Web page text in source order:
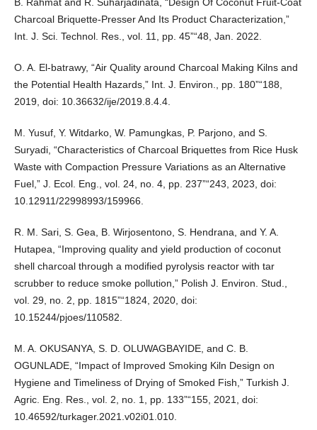
Charcoal Briquette-Presser And Its Product Characterization,”
Int. J. Sci. Technol. Res., vol. 11, pp. 45”“48, Jan. 2022.
O. A. El-batrawy, “Air Quality around Charcoal Making Kilns and
the Potential Health Hazards,” Int. J. Environ., pp. 180”“188,
2019, doi: 10.36632/ije/2019.8.4.4.
M. Yusuf, Y. Witdarko, W. Pamungkas, P. Parjono, and S.
Suryadi, “Characteristics of Charcoal Briquettes from Rice Husk
Waste with Compaction Pressure Variations as an Alternative
Fuel,” J. Ecol. Eng., vol. 24, no. 4, pp. 237”“243, 2023, doi:
10.12911/22998993/159966.
R. M. Sari, S. Gea, B. Wirjosentono, S. Hendrana, and Y. A.
Hutapea, “Improving quality and yield production of coconut
shell charcoal through a modified pyrolysis reactor with tar
scrubber to reduce smoke pollution,” Polish J. Environ. Stud.,
vol. 29, no. 2, pp. 1815”“1824, 2020, doi:
10.15244/pjoes/110582.
M. A. OKUSANYA, S. D. OLUWAGBAYIDE, and C. B.
OGUNLADE, “Impact of Improved Smoking Kiln Design on
Hygiene and Timeliness of Drying of Smoked Fish,” Turkish J.
Agric. Eng. Res., vol. 2, no. 1, pp. 133”“155, 2021, doi:
10.46592/turkager.2021.v02i01.010.